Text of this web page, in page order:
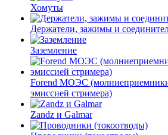
Хомуты
Держатели, зажимы и
Заземление
Forend МОЭС
эмиссией стримера)
Zandz и Galmar